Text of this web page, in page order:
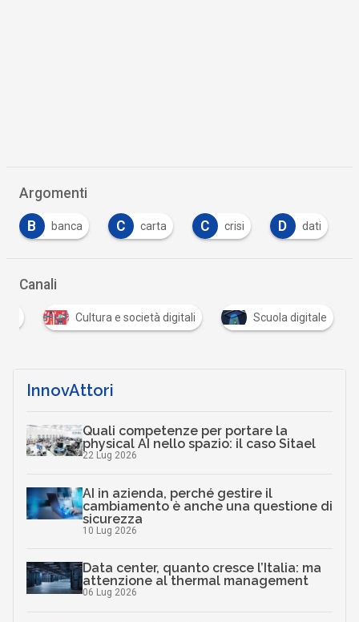
Argomenti
C carta C crisi D dati F fondi
Canali
Cultura e società digitali Scuola digitale
InnovAttori
Quali competenze per portare la
physical AI nello spazio: il caso Sitael
22 Lug 2026
AI in azienda, perché gestire il
cambiamento è anche una questione di
sicurezza
10 Lug 2026
Data center, quanto cresce l’Italia: ma
attenzione al thermal management
06 Lug 2026